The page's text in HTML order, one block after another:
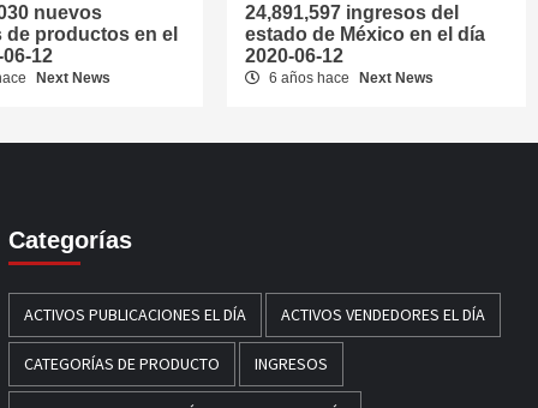
nuevos
de productos en el
12
Next News
24,891,597 ingresos del
estado de México en el día
2020-06-12
6 años hace Next News
Categorías
ACTIVOS PUBLICACIONES EL DÍA ACTIVOS VENDEDORES EL DÍA
CATEGORÍAS DE PRODUCTO INGRESOS